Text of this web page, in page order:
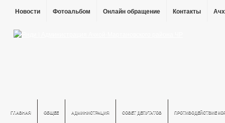
Новости Фотоальбом Онлайн обращение Контакты
ГЛАВНАЯ ОБЩЕЕ АДМИНИСТРАЦИЯ СОВЕТ ДЕПУТАТОВ ПРОТИВОДЕЙСТВИЕ